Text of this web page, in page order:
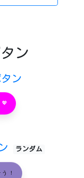
ン
ン
ランダム
！